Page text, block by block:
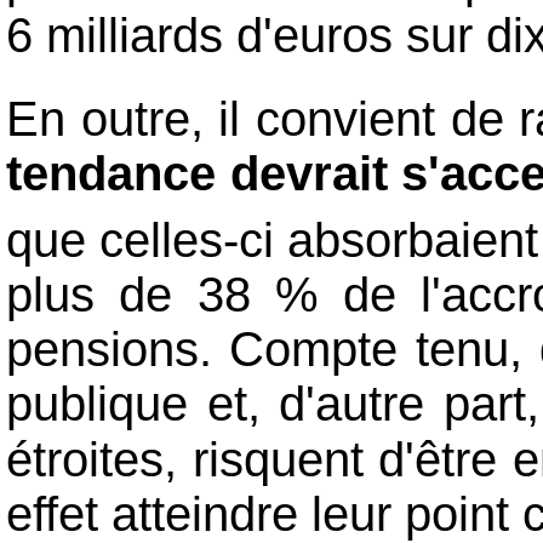
6 milliards d'euros sur
En outre, il convient de
tendance devrait
que celles-ci
plus de 38 % de
pensions. Compte
publique et, d'autre
étroites, risquent d'être
effet atteindre leur point